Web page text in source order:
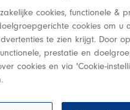
modellen.
Contact
cookies, functionele &
cookies om u
te zien krijgt. Door
prestatie en
cookies en via 'Cookie-